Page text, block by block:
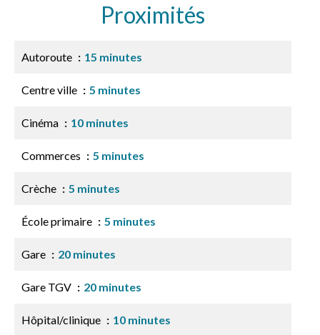
Proximités
Autoroute 15 minutes
Centre ville 5 minutes
Cinéma 10 minutes
Commerces 5 minutes
Crèche 5 minutes
École primaire 5 minutes
Gare 20 minutes
Gare TGV 20 minutes
Hôpital/clinique 10 minutes